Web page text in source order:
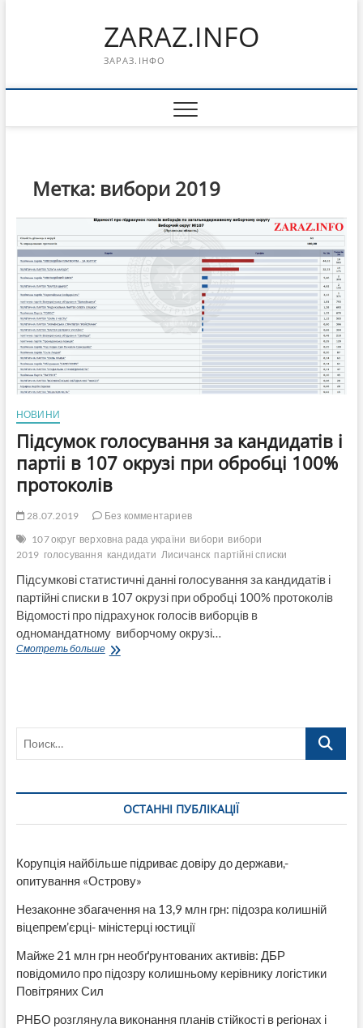
ZARAZ.INFO
ЗАРАЗ.ІНФО
Метка: вибори 2019
НОВИНИ
Підсумок голосування за кандидатів і
партіі в 107 окрузі при обробці 100%
протоколів
28.07.2019
Без комментариев
107 округ верховна рада україни вибори вибори
2019 голосування кандидати Лисичанск партійні списки
Підсумкові статистичні данні голосування за кандидатів і
партійні списки в 107 окрузі при обробці 100% протоколів
Відомості про підрахунок голосів виборців в
одномандатному виборчому окрузі…
Смотреть большеПідсумок
окрузі
обробці
100%
протоколів
Поиск…
ОСТАННІ ПУБЛІКАЦІЇ
Корупція найбільше підриває довіру до держави,-
опитування «Острову»
Незаконне збагачення на 13,9 млн грн: підозра колишній
віцепрем’єрці- міністерці юстиції
Майже 21 млн грн необґрунтованих активів: ДБР
повідомило про підозру колишньому керівнику логістики
Повітряних Сил
РНБО розглянула виконання планів стійкості в регіонах і